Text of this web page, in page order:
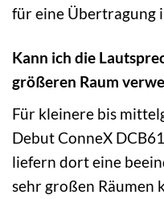
für eine Übertragung
Kann ich die
größeren Raum
Für kleinere bis
Debut ConneX
liefern dort eine
sehr großen Räumen